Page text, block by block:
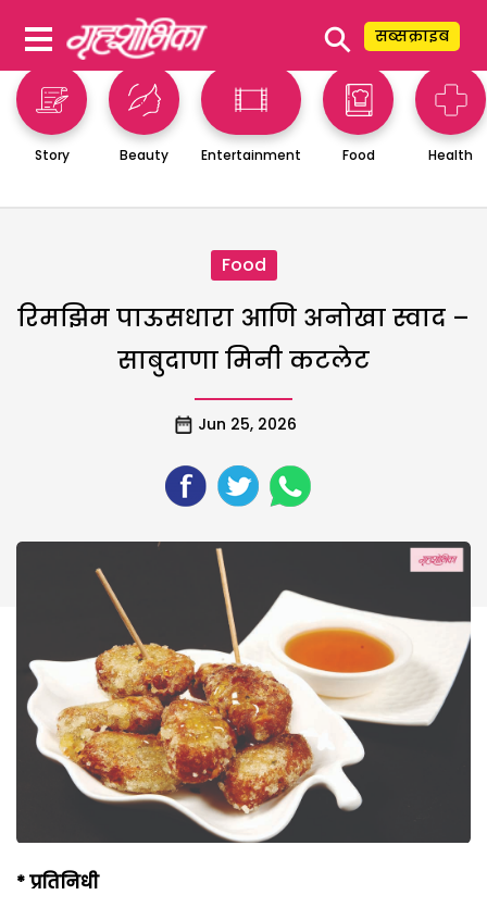
⚲ सब्सक्राइब
Story Beauty Entertainment Food Health
Food
रिमझिम पाऊसधारा आणि अनोखा स्वाद –
साबुदाणा मिनी कटलेट
Jun 25, 2026
* प्रतिनिधी